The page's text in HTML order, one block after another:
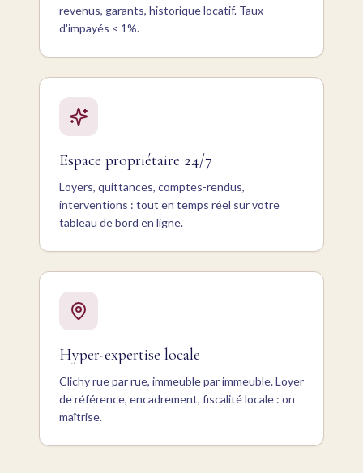
revenus, garants, historique locatif. Taux
d'impayés < 1%.
Espace propriétaire 24/7
Loyers, quittances, comptes-rendus,
interventions : tout en temps réel sur votre
tableau de bord en ligne.
Hyper-expertise locale
Clichy rue par rue, immeuble par immeuble. Loyer
de référence, encadrement, fiscalité locale : on
maîtrise.